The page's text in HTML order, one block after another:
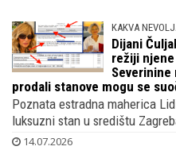
KAKVA
Dijani
režiji
Severinine
prodali stanove mogu se
Poznata estradna maherica
luksuzni stan u središtu
14.07.2026